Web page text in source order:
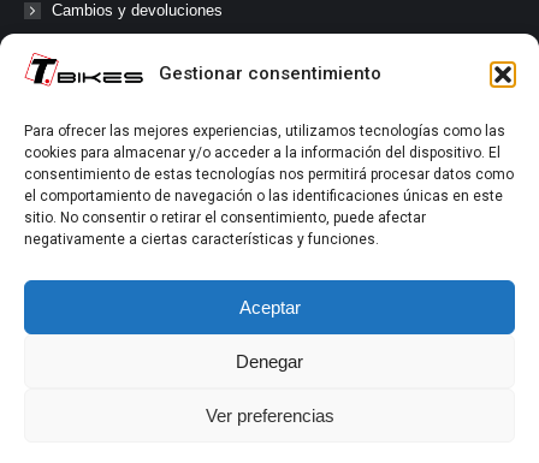
Gestionar consentimiento
Para ofrecer las mejores experiencias, utilizamos tecnologías como las
cookies para almacenar y/o acceder a la información del dispositivo. El
consentimiento de estas tecnologías nos permitirá procesar datos como
el comportamiento de navegación o las identificaciones únicas en este
sitio. No consentir o retirar el consentimiento, puede afectar
negativamente a ciertas características y funciones.
Aceptar
Denegar
Ver preferencias
Cambios y devoluciones
@tbikes.cat #tbikes
Síguenos en las redes sociales de Tbikes, mantente informado de
nuestras novedades, productos, salidas en grupo, ofertas, sorteos ...
y muchos más!